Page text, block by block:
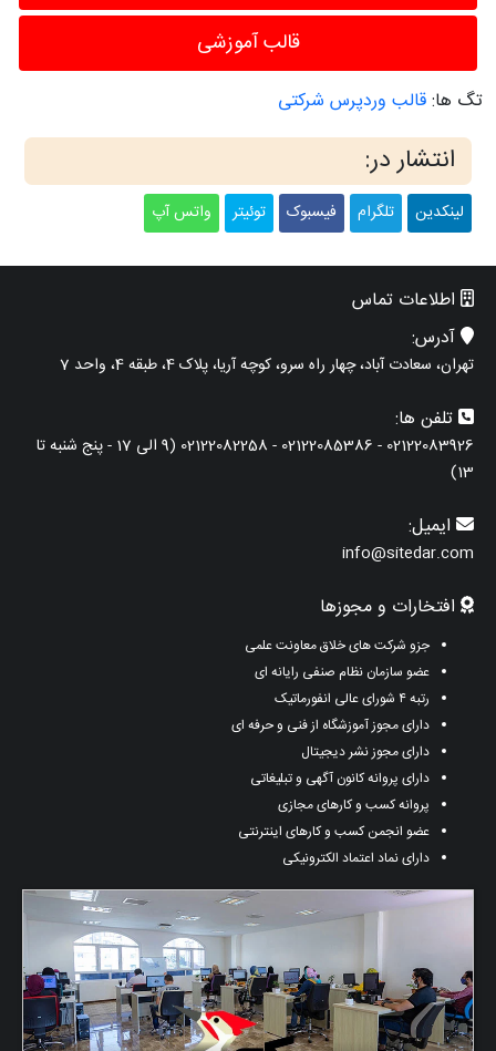
قالب آموزشی
تگ ها:قالب وردپرس شرکتی
انتشار در:
لینکدین تلگرام فیسبوک توئیتر واتس آپ
اطلاعات تماس
آدرس:
تهران، سعادت آباد، چهار راه سرو، کوچه آریا، پلاک 4، طبقه 4، واحد 7
تلفن ها:
02122083926 - 02122085386 - 02122082258 (9 الی 17 - پنج شنبه تا
13)
ایمیل:
info@sitedar.com
افتخارات و مجوزها
جزو شرکت های خلاق معاونت علمی
عضو سازمان نظام صنفی رایانه ای
رتبه ۴ شورای عالی انفورماتیک
دارای مجوز آموزشگاه از فنی و حرفه ای
دارای مجوز نشر دیجیتال
دارای پروانه کانون آگهی و تبلیغاتی
پروانه کسب و کارهای مجازی
عضو انجمن کسب و کارهای اینترنتی
دارای نماد اعتماد الکترونیکی